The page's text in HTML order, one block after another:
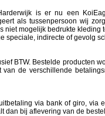
is er nu een
als tussenpersoon wij
niet mogelijk bedrukte kleding
speciale, indirecte of gevolg
BTW. Bestelde producten
de verschillende
via bank of giro, via
dan bij aflevering van de